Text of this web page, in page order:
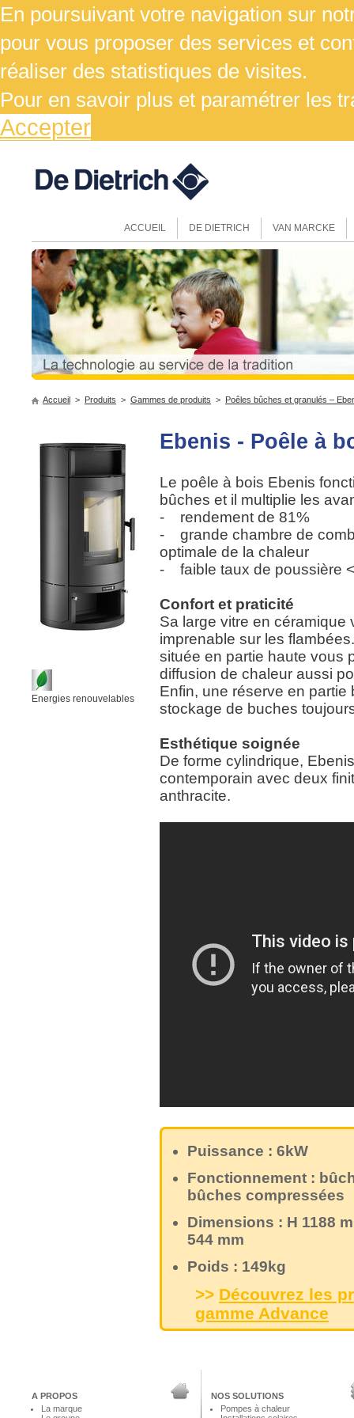
En poursuivant votre navigation sur
pour vous proposer des services et
réaliser des statistiques de visites.
Pour en savoir plus et paramétrer les
Accepter
ACCUEIL DE DIETRICH VAN MARCKE
Accueil > Produits > Gammes de produits > Poêles bûches et granulés –
Energies renouvelables
Ebenis - Poêle à
Le poêle à bois Ebenis
bûches et il multiplie les
- rendement de 81%
- grande chambre de
optimale de la chaleur
- faible taux de poussière
Confort et praticité
Sa large vitre en céramique
imprenable sur les
située en partie haute vous
diffusion de chaleur aussi
Enfin, une réserve en
stockage de buches
Esthétique soignée
De forme cylindrique,
contemporain avec deux
anthracite.
Puissance : 6kW
Fonctionnement :
bûches compressées
Dimensions : H 1188
544 mm
Poids : 149kg
>> Découvrez les
gamme Advance
A PROPOS
La marque
NOS SOLUTIONS
Pompes à chaleur